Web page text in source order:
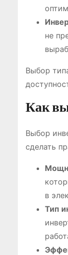
не
Выбор
Как
Выбор
сделать
в
Тип